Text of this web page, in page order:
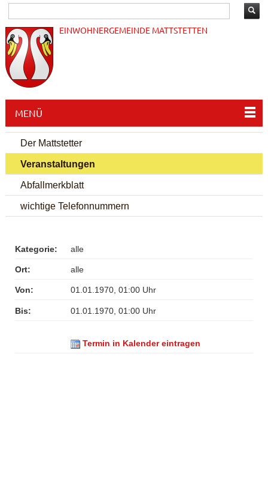
EINWOHNERGEMEINDE MATTSTETTEN
MENÜ
Der Mattstetter
Veranstaltungen
Abfallmerkblatt
wichtige Telefonnummern
Kategorie: alle
Ort: alle
Von: 01.01.1970, 01:00 Uhr
Bis: 01.01.1970, 01:00 Uhr
Termin in Kalender eintragen